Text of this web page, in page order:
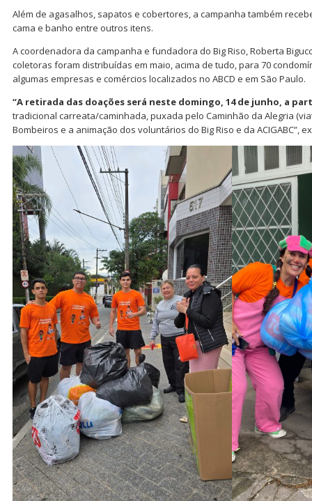
Além de agasalhos, sapatos e cobertores, a campanha também
cama e banho entre outros itens.
A coordenadora da campanha e fundadora do Big Riso, Roberta
coletoras foram distribuídas em maio, acima de tudo, para 70
algumas empresas e comércios localizados no ABCD e em São Paulo.
“A retirada das doações será neste domingo, 14 de junho, a
tradicional carreata/caminhada, puxada pelo Caminhão da Alegria
Bombeiros e a animação dos voluntários do Big Riso e da ACIGABC”,